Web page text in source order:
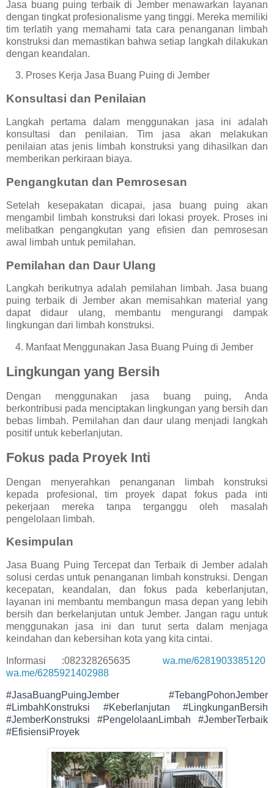
Jasa buang puing terbaik di Jember menawarkan layanan
dengan tingkat profesionalisme yang tinggi. Mereka memiliki
tim terlatih yang memahami tata cara penanganan limbah
konstruksi dan memastikan bahwa setiap langkah dilakukan
dengan keandalan.
3. Proses Kerja Jasa Buang Puing di Jember
Konsultasi dan Penilaian
Langkah pertama dalam menggunakan jasa ini adalah
konsultasi dan penilaian. Tim jasa akan melakukan
penilaian atas jenis limbah konstruksi yang dihasilkan dan
memberikan perkiraan biaya.
Pengangkutan dan Pemrosesan
Setelah kesepakatan dicapai, jasa buang puing akan
mengambil limbah konstruksi dari lokasi proyek. Proses ini
melibatkan pengangkutan yang efisien dan pemrosesan
awal limbah untuk pemilahan.
Pemilahan dan Daur Ulang
Langkah berikutnya adalah pemilahan limbah. Jasa buang
puing terbaik di Jember akan memisahkan material yang
dapat didaur ulang, membantu mengurangi dampak
lingkungan dari limbah konstruksi.
4. Manfaat Menggunakan Jasa Buang Puing di Jember
Lingkungan yang Bersih
Dengan menggunakan jasa buang puing, Anda
berkontribusi pada menciptakan lingkungan yang bersih dan
bebas limbah. Pemilahan dan daur ulang menjadi langkah
positif untuk keberlanjutan.
Fokus pada Proyek Inti
Dengan menyerahkan penanganan limbah konstruksi
kepada profesional, tim proyek dapat fokus pada inti
pekerjaan mereka tanpa terganggu oleh masalah
pengelolaan limbah.
Kesimpulan
Jasa Buang Puing Tercepat dan Terbaik di Jember adalah
solusi cerdas untuk penanganan limbah konstruksi. Dengan
kecepatan, keandalan, dan fokus pada keberlanjutan,
layanan ini membantu membangun masa depan yang lebih
bersih dan berkelanjutan untuk Jember. Jangan ragu untuk
menggunakan jasa ini dan turut serta dalam menjaga
keindahan dan kebersihan kota yang kita cintai.
Informasi :082328265635 wa.me/6281903385120
wa.me/6285921402988
#JasaBuangPuingJember #TebangPohonJember
#LimbahKonstruksi #Keberlanjutan #LingkunganBersih
#JemberKonstruksi #PengelolaanLimbah #JemberTerbaik
#EfisiensiProyek